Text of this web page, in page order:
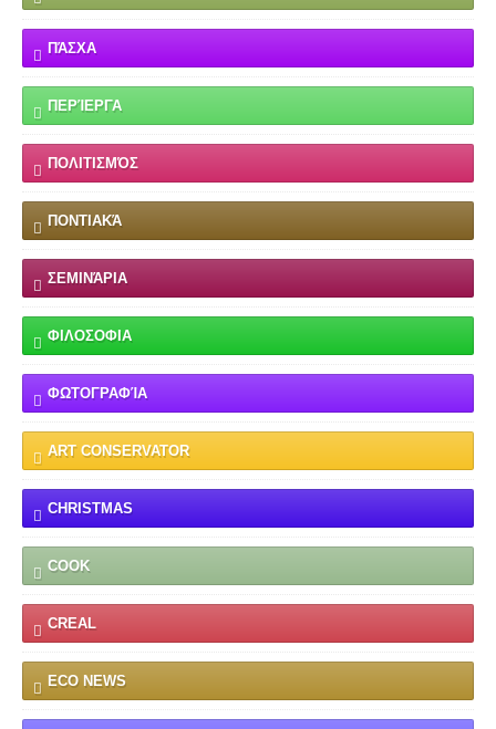
ΠΆΣΧΑ
ΠΕΡΊΕΡΓΑ
ΠΟΛΙΤΙΣΜΌΣ
ΠΟΝΤΙΑΚΆ
ΣΕΜΙΝΆΡΙΑ
ΦΙΛΟΣΟΦΙΑ
ΦΩΤΟΓΡΑΦΊΑ
ART CONSERVATOR
CHRISTMAS
COOK
CREAL
ECO NEWS